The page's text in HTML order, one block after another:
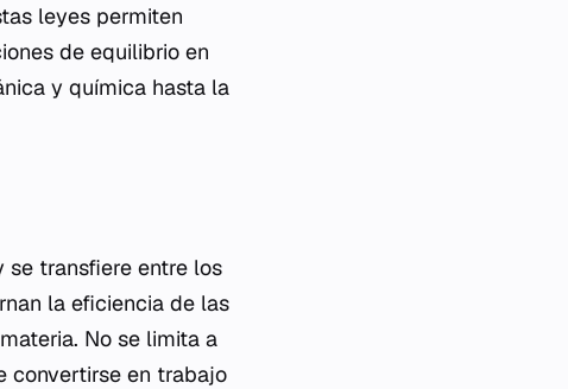
leyes permiten
de equilibrio en
y química hasta la
se transfiere entre los
la eficiencia de las
No se limita a
convertirse en trabajo